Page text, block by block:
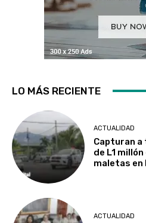
LO MÁS RECIENTE
ACTUALIDAD
Capturan a
de L1
maletas en
ACTUALIDAD